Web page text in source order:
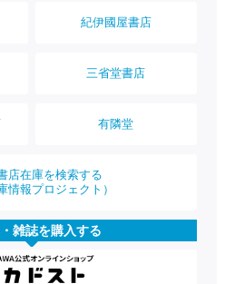
紀伊國屋書店
三省堂書店
有隣堂
店在庫を検索する
情報プロジェクト）
雑誌を購入する